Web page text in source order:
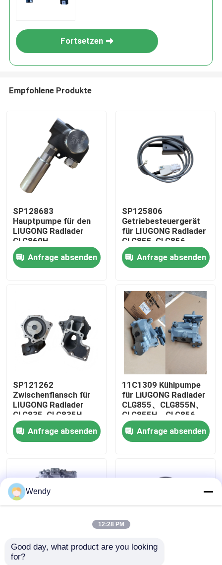
Videos
Fabrik-Ausflug
Qualitätskontrolle
Treten Sie mit uns in Verbindung
Nachrichten
Bloggen
Fortsetzen
Empfohlene Produkte
SP128683
Hauptpumpe für den
LIUGONG Radlader
CLG860H、
CLG862H、
CLG862N、
CLG870H、CLG888、
Anfrage absenden
SP125806
Getriebesteuergerät
für LIUGONG Radlader
CLG855, CLG856,
CLG850H, ZL50CN,
ZL50CNX, CLG860H,
CLG862H, CLG862N,
CLG890H
Anfrage absenden
SP121262
Zwischenflansch für
LIUGONG Radlader
CLG835, CLG835H,
CLG836, CLG836H,
ZL30E, CLG855,
CLG862H, CLG870H
Anfrage absenden
11C1309 Kühlpumpe
für LiUGONG Radlader
CLG855、CLG855N、
CLG855H、CLG856、
CLG850H、CLG860H
Anfrage absenden
11C1132
Wendy
12:28 PM
Good day, what product are you looking
for?